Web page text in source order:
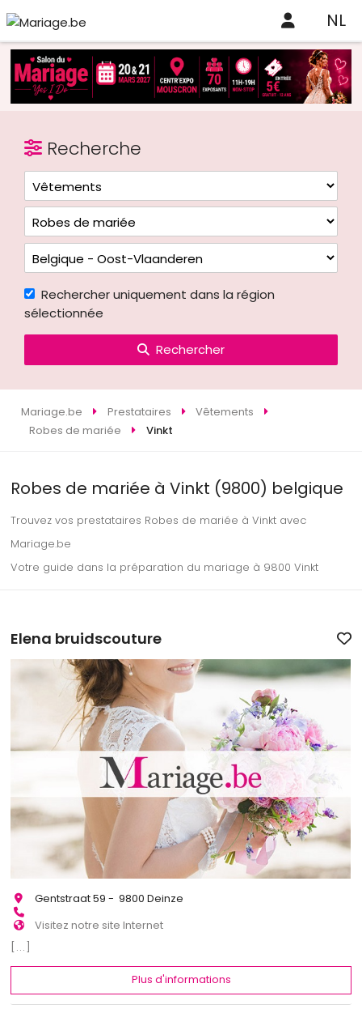
NL
Recherche
Rechercher uniquement dans la région
sélectionnée
Rechercher
Mariage.be Prestataires
Vêtements
Robes de mariée
Vinkt
Robes de mariée à Vinkt (9800) belgique
Trouvez vos prestataires Robes de mariée à Vinkt avec
Mariage.be
Votre guide dans la préparation du mariage à 9800 Vinkt
Elena bruidscouture
Gentstraat 59 - 9800 Deinze
Visitez notre site Internet
[...]
Plus d'informations